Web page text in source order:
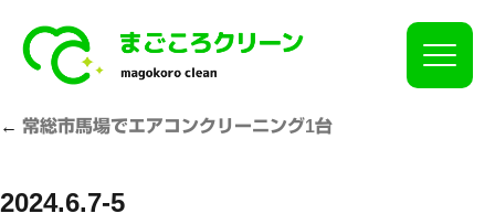
Click
← 常総市馬場でエアコンクリーニング1台
2024.6.7-5